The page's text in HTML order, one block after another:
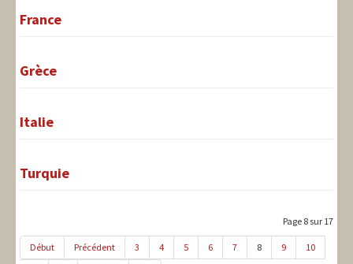
France
Grèce
Italie
Turquie
Page 8 sur 17
Début Précédent 3 4 5 6 7 8 9
10